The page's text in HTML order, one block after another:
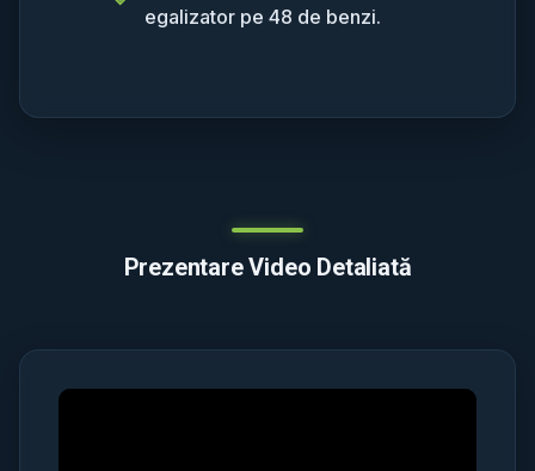
egalizator pe 48 de benzi.
Prezentare Video Detaliată